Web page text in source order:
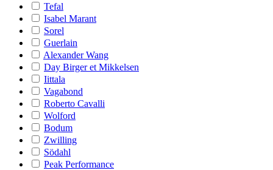
Tefal
Isabel Marant
Sorel
Guerlain
Alexander Wang
Day Birger et Mikkelsen
Iittala
Vagabond
Roberto Cavalli
Wolford
Bodum
Zwilling
Södahl
Peak Performance